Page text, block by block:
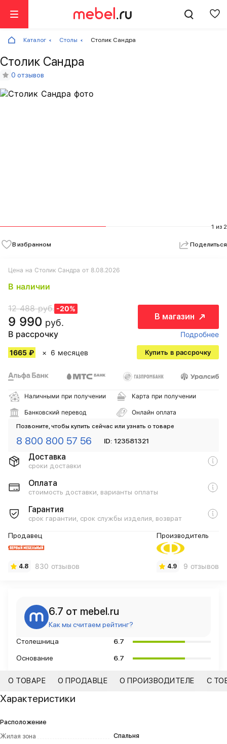
Каталог Столы Столик Сандра
Столик Сандра
0 отзывов
1 из 2
В избранном Поделиться
Цена на Столик Сандра от 8.08.2026
В наличии
12 488 руб. -20%
9 990 руб.
В магазин
В рассрочку Подробнее
1665 ₽ 6 месяцев Купить в рассрочку
Наличными при получении Карта при получении
Банковский перевод Онлайн оплата
Позвоните, чтобы купить сейчас или узнать о товаре
8 800 800 57 56 ID: 123581321
Доставка
сроки доставки
Оплата
стоимость доставки, варианты оплаты
Гарантия
срок гарантии, срок службы изделия, возврат
Продавец
4.8 830 отзывов
Производитель
4.9 9 отзывов
6.7 от mebel.ru
Как мы считаем рейтинг?
Столешница 6.7
Основание 6.7
О ТОВАРЕ О ПРОДАВЦЕ О ПРОИЗВОДИТЕЛЕ С
Характеристики
Расположение
Жилая зона
Спальня